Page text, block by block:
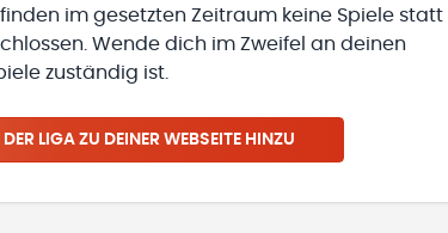
im gesetzten Zeitraum keine Spiele
Wende dich im Zweifel an deinen
zuständig ist.
DER LIGA ZU DEINER WEBSEITE HINZU